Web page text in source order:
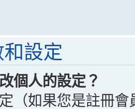
設定
個人的設定？
（如果您是註冊